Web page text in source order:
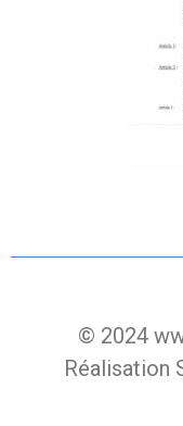
© 2024
Réalisation